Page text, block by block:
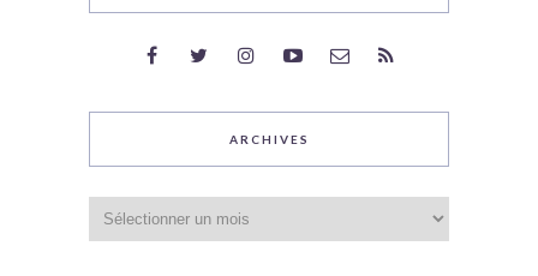
ARCHIVES